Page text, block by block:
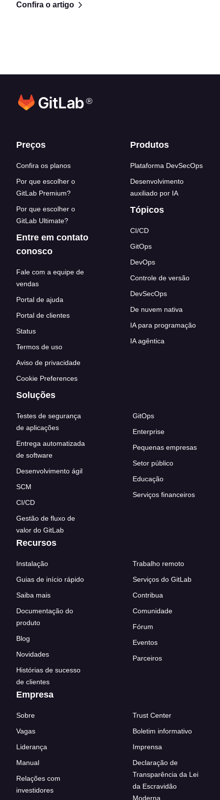
Confira o artigo
®
Footer links
Preços
Confira os planos
Por que escolher o
GitLab Premium?
Por que escolher o
GitLab Ultimate?
Entre em contato
conosco
Fale com a equipe de
vendas
Portal de ajuda
Portal de clientes
Status
Termos de uso
Aviso de privacidade
Cookie Preferences
Produtos
Plataforma DevSecOps
Desenvolvimento
auxiliado por IA
Tópicos
CI/CD
GitOps
DevOps
Controle de versão
DevSecOps
De nuvem nativa
IA para programação
IA agêntica
Soluções
Testes de segurança
de aplicações
Entrega automatizada
de software
Desenvolvimento ágil
SCM
CI/CD
Gestão de fluxo de
valor do GitLab
GitOps
Enterprise
Pequenas empresas
Setor público
Educação
Serviços financeiros
Recursos
Instalação
Guias de início rápido
Saiba mais
Documentação do
produto
Blog
Novidades
Histórias de sucesso
de clientes
Trabalho remoto
Serviços do GitLab
Contribua
Comunidade
Fórum
Eventos
Parceiros
Empresa
Sobre
Vagas
Liderança
Manual
Relações com
investidores
Trust Center
Boletim informativo
Imprensa
Declaração de
Transparência da Lei
da Escravidão
Moderna